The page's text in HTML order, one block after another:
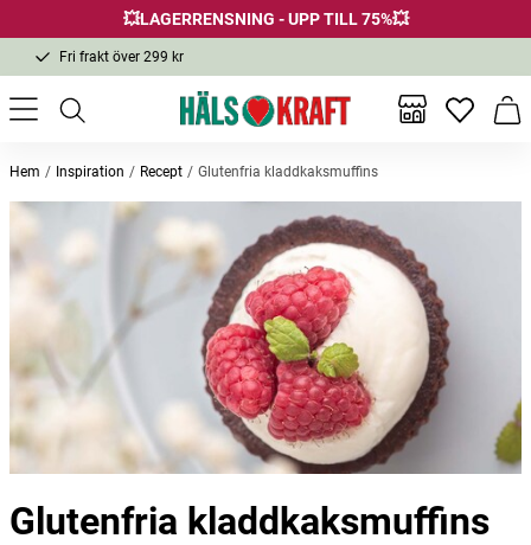
💥LAGERRENSNING - UPP TILL 75%💥
Fri frakt över 299 kr
1-3 dagars leverans
Samma pris i butik & online
Fri frakt över 299 kr
Inga
Hem Inspiration Recept Glutenfria kladdkaksmuffins
Glutenfria kladdkaksmuffins